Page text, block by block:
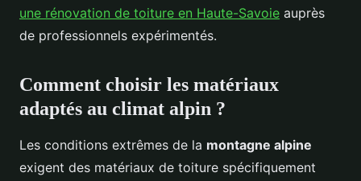
une rénovation de toiture en Haute-Savoie auprès
de professionnels expérimentés.
Comment choisir les matériaux
adaptés au climat alpin ?
Les conditions extrêmes de la montagne alpine
exigent des matériaux de toiture spécifiquement